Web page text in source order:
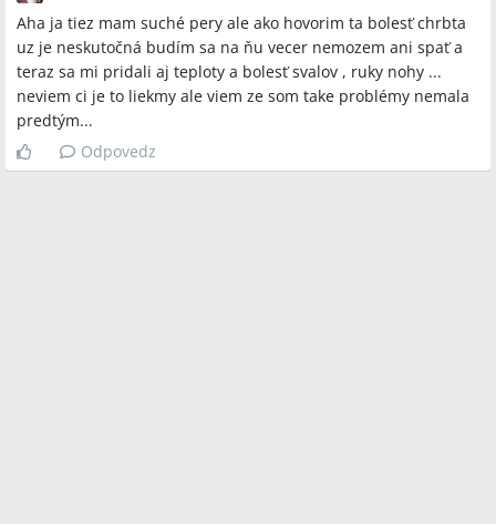
Aha ja tiez mam suché pery ale ako hovorim ta bolesť chrbta
uz je neskutočná budím sa na ňu vecer nemozem ani spať a
teraz sa mi pridali aj teploty a bolesť svalov , ruky nohy ...
neviem ci je to liekmy ale viem ze som take problémy nemala
predtým...
Odpovedz